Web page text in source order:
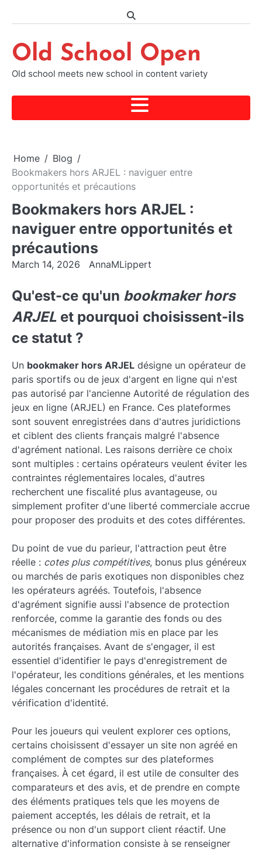
Old School Open
Old school meets new school in content variety
Home
Blog
Bookmakers hors ARJEL : naviguer entre
opportunités et précautions
Bookmakers hors ARJEL :
naviguer entre opportunités et
précautions
March 14, 2026 AnnaMLippert
Qu'est-ce qu'un bookmaker hors
ARJEL et pourquoi choisissent-ils
ce statut ?
Un bookmaker hors ARJEL désigne un opérateur de
paris sportifs ou de jeux d'argent en ligne qui n'est
pas autorisé par l'ancienne Autorité de régulation des
jeux en ligne (ARJEL) en France. Ces plateformes
sont souvent enregistrées dans d'autres juridictions
et ciblent des clients français malgré l'absence
d'agrément national. Les raisons derrière ce choix
sont multiples : certains opérateurs veulent éviter les
contraintes réglementaires locales, d'autres
recherchent une fiscalité plus avantageuse, ou
simplement profiter d'une liberté commerciale accrue
pour proposer des produits et des cotes différentes.
Du point de vue du parieur, l'attraction peut être
réelle : cotes plus compétitives, bonus plus généreux
ou marchés de paris exotiques non disponibles chez
les opérateurs agréés. Toutefois, l'absence
d'agrément signifie aussi l'absence de protection
renforcée, comme la garantie des fonds ou des
mécanismes de médiation mis en place par les
autorités françaises. Avant de s'engager, il est
essentiel d'identifier le pays d'enregistrement de
l'opérateur, les conditions générales, et les mentions
légales concernant les procédures de retrait et la
vérification d'identité.
Pour les joueurs qui veulent explorer ces options,
certains choisissent d'essayer un site non agréé en
complément de comptes sur des plateformes
françaises. À cet égard, il est utile de consulter des
comparateurs et des avis, et de prendre en compte
des éléments pratiques tels que les moyens de
paiement acceptés, les délais de retrait, et la
présence ou non d'un support client réactif. Une
alternative d'information consiste à se renseigner